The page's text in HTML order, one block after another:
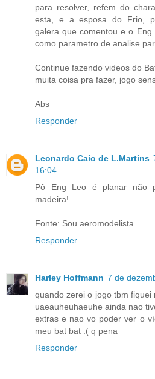
para resolver, refem do
esta, e a esposa do Frio,
galera que comentou e o
como parametro de analise
Continue fazendo videos do
muita coisa pra fazer, jogo
Abs
Responder
Leonardo Caio de L.Martins
16:04
Pô Eng Leo é planar não
madeira!
Fonte: Sou aeromodelista
Responder
Harley Hoffmann 7 de
quando zerei o jogo tbm
uaeauheuhaeuhe ainda nao
extras e nao vo poder ver o
meu bat bat :( q pena
Responder